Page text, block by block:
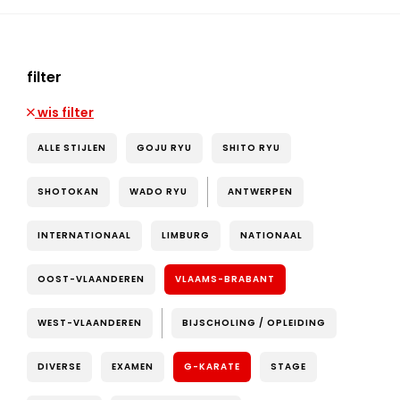
filter
wis filter
ALLE STIJLEN GOJU RYU SHITO RYU
SHOTOKAN WADO RYU ANTWERPEN
INTERNATIONAAL LIMBURG NATIONAAL
OOST-VLAANDEREN VLAAMS-BRABANT
WEST-VLAANDEREN BIJSCHOLING / OPLEIDING
DIVERSE EXAMEN G-KARATE STAGE